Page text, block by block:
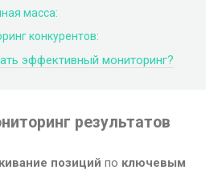
масса:
конкурентов:
эффективный мониторинг?
результатов
позиций по ключевым